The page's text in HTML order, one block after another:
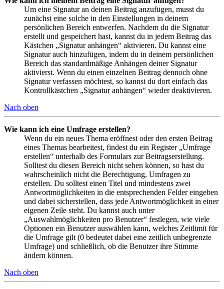
Um eine Signatur an deinen Beitrag anzufügen, musst du
zunächst eine solche in den Einstellungen in deinem
persönlichen Bereich entwerfen. Nachdem du die Signatur
erstellt und gespeichert hast, kannst du in jedem Beitrag das
Kästchen „Signatur anhängen“ aktivieren. Du kannst eine
Signatur auch hinzufügen, indem du in deinem persönlichen
Bereich das standardmäßige Anhängen deiner Signatur
aktivierst. Wenn du einen einzelnen Beitrag dennoch ohne
Signatur verfassen möchtest, so kannst du dort einfach das
Kontrollkästchen „Signatur anhängen“ wieder deaktivieren.
Nach oben
Wie kann ich eine Umfrage erstellen?
Wenn du ein neues Thema eröffnest oder den ersten Beitrag
eines Themas bearbeitest, findest du ein Register „Umfrage
erstellen“ unterhalb des Formulars zur Beitragserstellung.
Solltest du diesen Bereich nicht sehen können, so hast du
wahrscheinlich nicht die Berechtigung, Umfragen zu
erstellen. Du solltest einen Titel und mindestens zwei
Antwortmöglichkeiten in die entsprechenden Felder eingeben
und dabei sicherstellen, dass jede Antwortmöglichkeit in einer
eigenen Zeile steht. Du kannst auch unter
„Auswahlmöglichkeiten pro Benutzer“ festlegen, wie viele
Optionen ein Benutzer auswählen kann, welches Zeitlimit für
die Umfrage gilt (0 bedeutet dabei eine zeitlich unbegrenzte
Umfrage) und schließlich, ob die Benutzer ihre Stimme
ändern können.
Nach oben